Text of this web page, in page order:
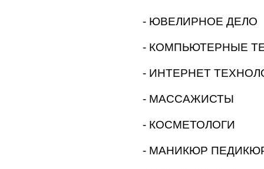
- ЮВЕЛИРНОЕ ДЕЛО
- КОМПЬЮТЕРНЫЕ
- ИНТЕРНЕТ
- МАССАЖИСТЫ
- КОСМЕТОЛОГИ
- МАНИКЮР